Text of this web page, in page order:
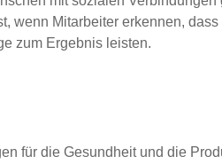
wenn Mitarbeiter erkennen,
zum Ergebnis leisten.
für die Gesundheit und die